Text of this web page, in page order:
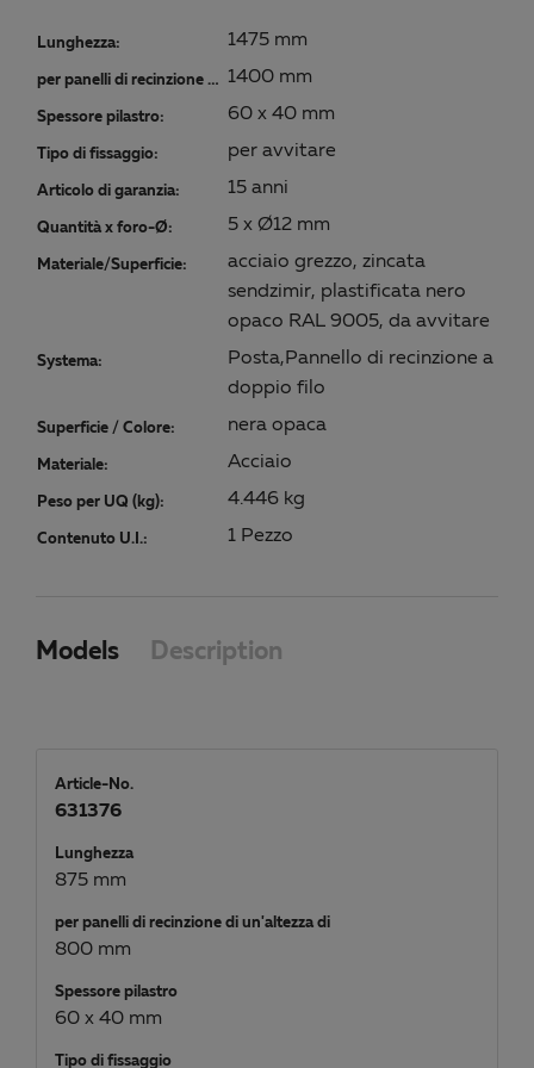
Lunghezza: 1475 mm
per panelli di recinzione di un'altezza di: 1400 mm
Spessore pilastro: 60 x 40 mm
Tipo di fissaggio: per avvitare
Articolo di garanzia: 15 anni
Quantità x foro-Ø: 5 x Ø12 mm
Materiale/Superficie:
acciaio grezzo, zincata
sendzimir, plastificata nero
opaco RAL 9005, da avvitare
Systema:
Posta,Pannello di recinzione a
doppio filo
Superficie / Colore: nera opaca
Materiale: Acciaio
Peso per UQ (kg): 4.446 kg
Contenuto U.I.: 1 Pezzo
Models Description
Article-No.
631376
Lunghezza
875 mm
per panelli di recinzione di un'altezza di
800 mm
Spessore pilastro
60 x 40 mm
Tipo di fissaggio